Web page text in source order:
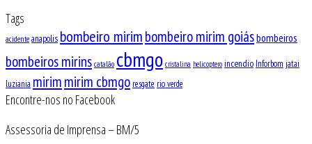
Tags
acidente anapolis bombeiro mirimbombeiro mirim goiásbombeiros
bombeiros mirins catalão cbmgo cristalina helicoptero incendio Inforbom jatai
luziania mirimmirim cbmgo resgate rio verde
Encontre-nos no Facebook
Assessoria de Imprensa – BM/5